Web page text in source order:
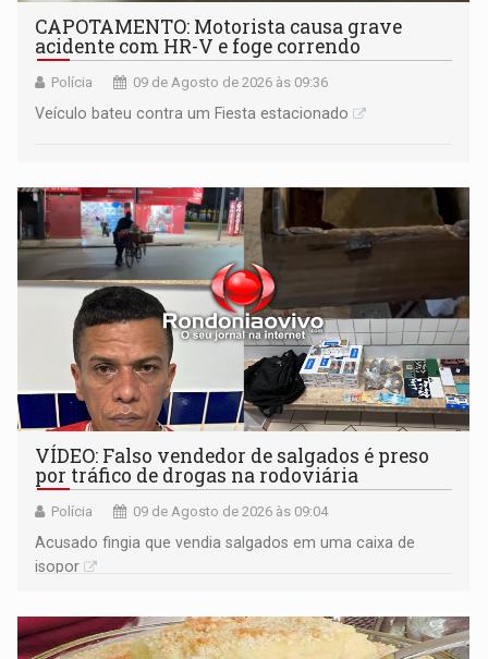
CAPOTAMENTO: Motorista causa grave
acidente com HR-V e foge correndo
Polícia 09 de Agosto de 2026 às 09:36
Veículo bateu contra um Fiesta estacionado
VÍDEO: Falso vendedor de salgados é preso
por tráfico de drogas na rodoviária
Polícia 09 de Agosto de 2026 às 09:04
Acusado fingia que vendia salgados em uma caixa de
isopor